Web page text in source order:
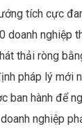
tích cực
doanh nghiệp
thải ròng
pháp lý mới
ban hành để
nghiệp